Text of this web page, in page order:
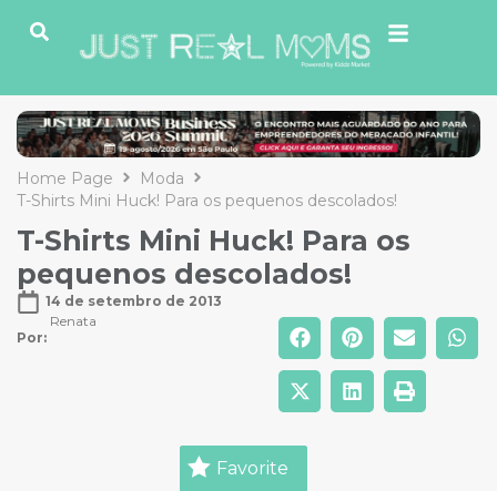
Home Page
Moda
T-Shirts Mini Huck! Para os pequenos descolados!
T-Shirts Mini Huck! Para os
pequenos descolados!
14 de setembro de 2013
Por:
Renata
Favorite